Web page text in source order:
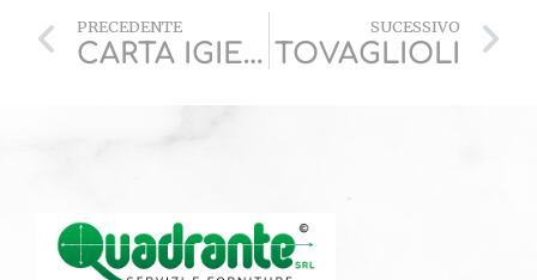
PRECEDENTE
CARTA IGIENICA
SUCESSIVO
TOVAGLIOLI